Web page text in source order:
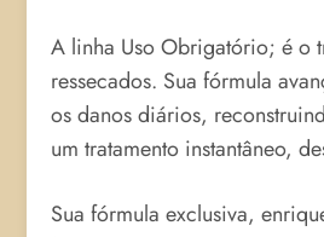
A linha Uso Obrigatório; é o
ressecados. Sua fórmula
os danos diários,
um tratamento instantâneo,
Sua fórmula exclusiva,